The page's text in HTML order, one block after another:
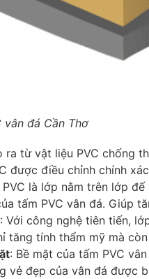
vân đá Cần Thơ
ra từ vật liệu PVC chống
được điều chỉnh chính
là lớp nằm trên lớp
tấm PVC vân đá. Giúp
: Với công nghệ tiên tiến,
tăng tính thẩm mỹ mà
: Bề mặt của tấm PVC
vẻ đẹp của vân đá được